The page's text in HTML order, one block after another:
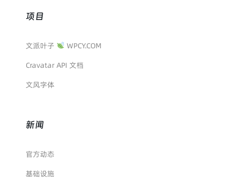
项目
文派叶子
WPCY.COM
Cravatar API 文档
文风字体
新闻
官方动态
基础设施